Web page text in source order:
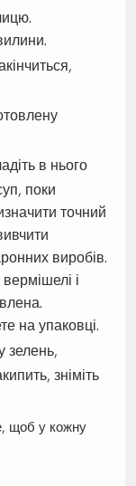
в нього
поки
точний
виробів.
і
на упаковці.
зелень,
зніміть
щоб у кожну